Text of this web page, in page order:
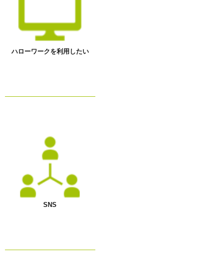
ハローワークを利用したい
SNS